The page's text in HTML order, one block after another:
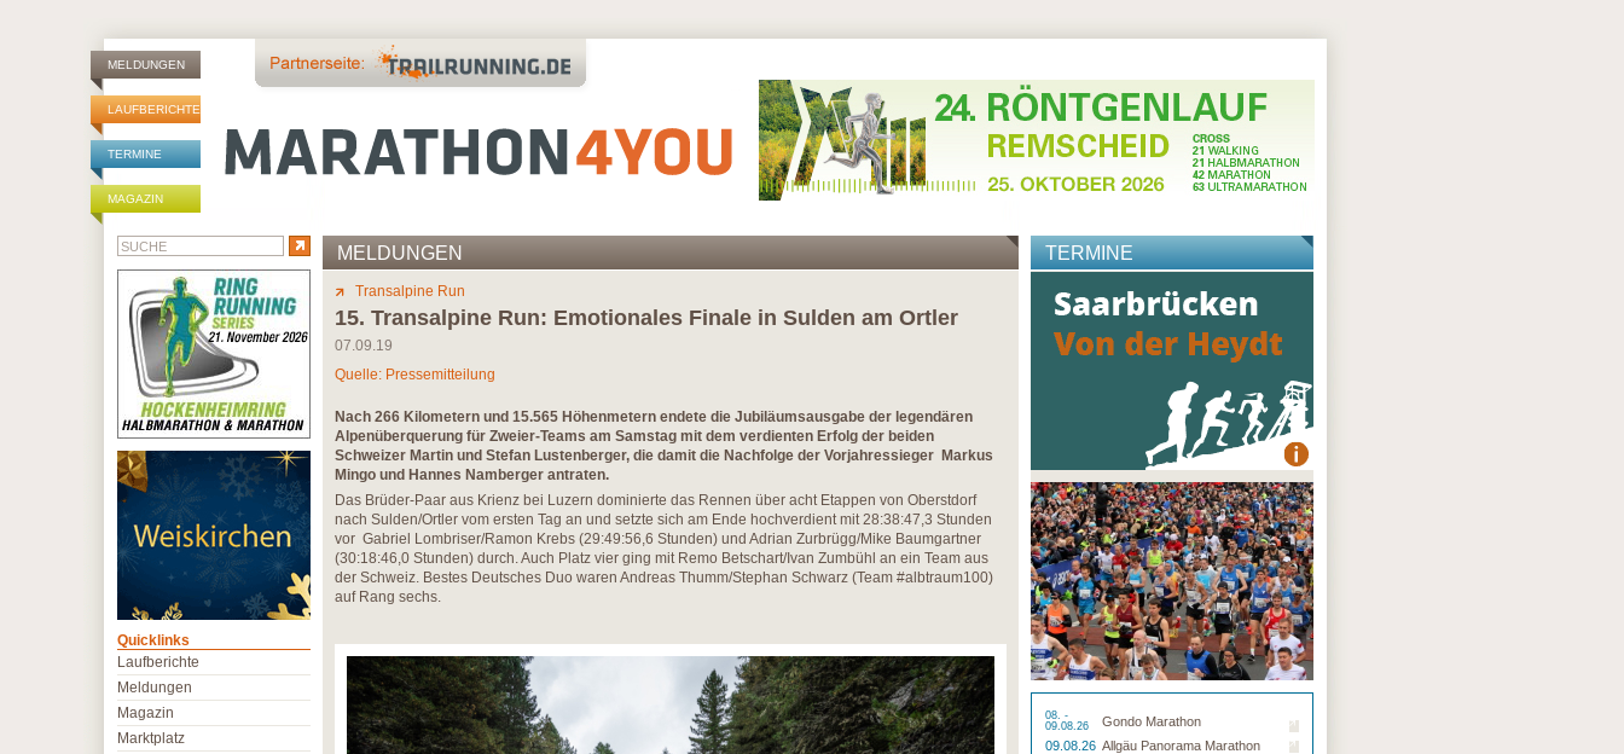
MELDUNGEN
LAUFBERICHTE
TERMINE
MAGAZIN
MELDUNGEN
Transalpine Run
15. Transalpine Run: Emotionales Finale in Sulden am Ortler
07.09.19
Quelle: Pressemitteilung
Nach 266 Kilometern und 15.565 Höhenmetern endete die Jubiläumsausgabe der legendären
Alpenüberquerung für Zweier-Teams am Samstag mit dem verdienten Erfolg der beiden
Schweizer Martin und Stefan Lustenberger, die damit die Nachfolge der Vorjahressieger Markus
Mingo und Hannes Namberger antraten.
Das Brüder-Paar aus Krienz bei Luzern dominierte das Rennen über acht Etappen von Oberstdorf
nach Sulden/Ortler vom ersten Tag an und setzte sich am Ende hochverdient mit 28:38:47,3 Stunden
vor Gabriel Lombriser/Ramon Krebs (29:49:56,6 Stunden) und Adrian Zurbrügg/Mike Baumgartner
(30:18:46,0 Stunden) durch. Auch Platz vier ging mit Remo Betschart/Ivan Zumbühl an ein Team aus
der Schweiz. Bestes Deutsches Duo waren Andreas Thumm/Stephan Schwarz (Team #albtraum100)
auf Rang sechs.
TERMINE
08. -
09.08.26
Gondo Marathon
09.08.26 Allgäu Panorama Marathon
Quicklinks
Laufberichte
Meldungen
Magazin
Marktplatz